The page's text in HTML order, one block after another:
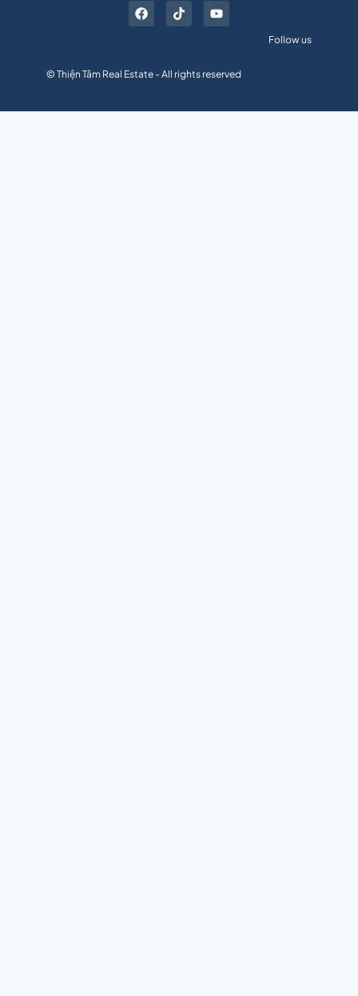
© Thiện Tâm Real Estate - All rights reserved
Follow us